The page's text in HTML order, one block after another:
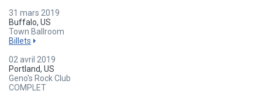
31 mars 2019
Buffalo, US
Town Ballroom
Billets
02 avril 2019
Portland, US
Geno's Rock Club
COMPLET